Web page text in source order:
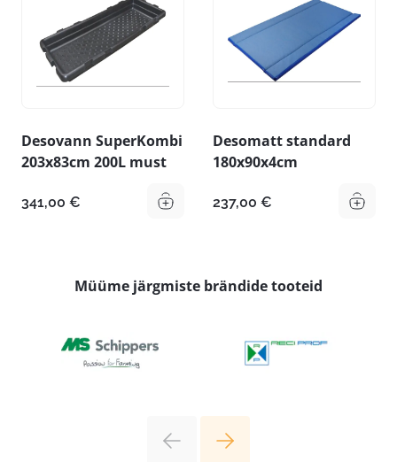
Desovann SuperKombi
203x83cm 200L must
341,00 €
Desomatt standard
180x90x4cm
237,00 €
Müüme järgmiste brändide tooteid